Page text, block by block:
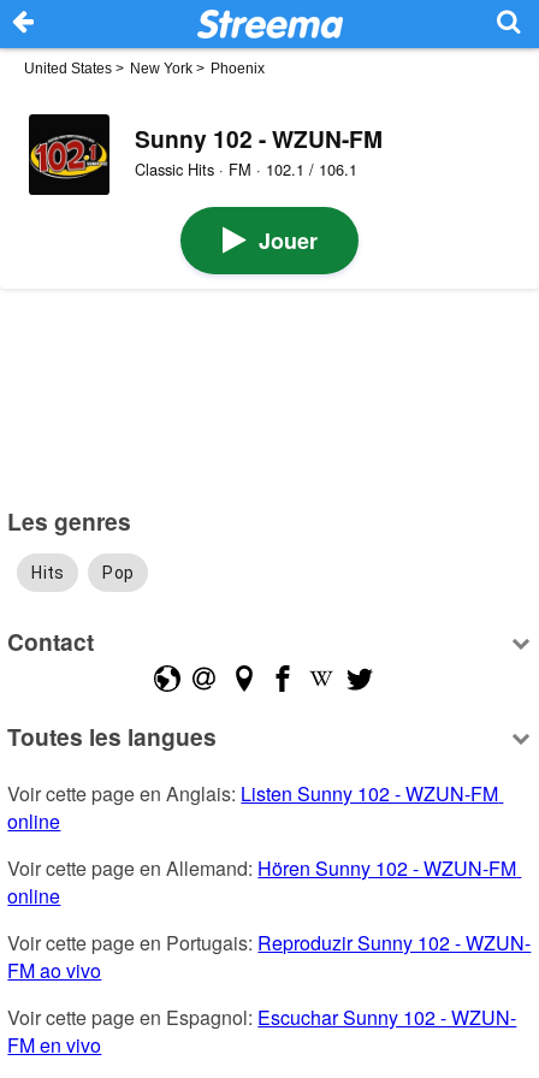
United States > New York > Phoenix
Sunny 102 - WZUN-FM
Classic Hits · FM · 102.1 / 106.1
Jouer
Les genres
Hits Pop
Contact
Toutes les langues
Voir cette page en Anglais: Listen Sunny 102 - WZUN-FM
online
Voir cette page en Allemand: Hören Sunny 102 - WZUN-FM
online
Voir cette page en Portugais: Reproduzir Sunny 102 - WZUN-
FM ao vivo
Voir cette page en Espagnol: Escuchar Sunny 102 - WZUN-
FM en vivo